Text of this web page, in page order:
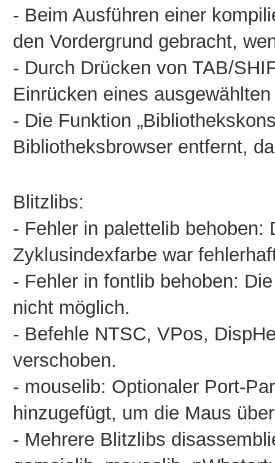
- Beim Ausführen einer
den Vordergrund gebracht,
- Durch Drücken von TAB/
Einrücken eines
- Die Funktion
Bibliotheksbrowser entfernt,
Blitzlibs:
- Fehler in palettelib behoben:
Zyklusindexfarbe war
- Fehler in fontlib behoben:
nicht möglich.
- Befehle NTSC, VPos,
verschoben.
- mouselib: Optionaler Port-
hinzugefügt, um die Maus
- Mehrere Blitzlibs